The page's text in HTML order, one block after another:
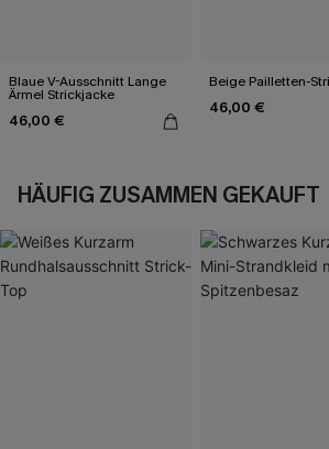
Blaue V-Ausschnitt Lange
Ärmel Strickjacke
46,00 €
Beige Pailletten-
46,00 €
HÄUFIG ZUSAMMEN GEKAUFT